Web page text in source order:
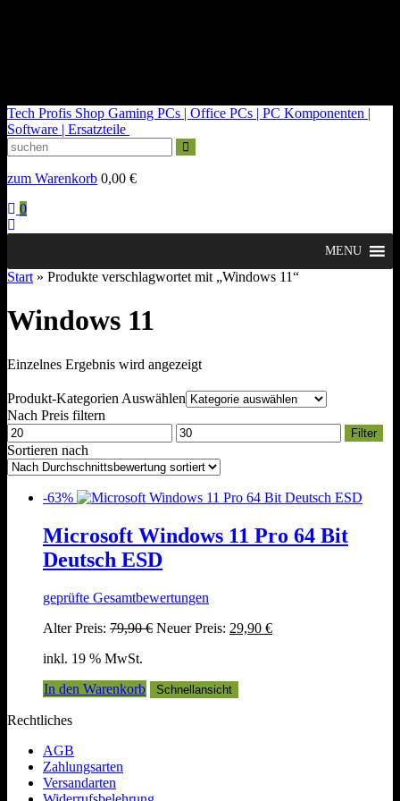
Tech Profis Shop Gaming PCs | Office PCs | PC Komponenten |
Software | Ersatzteile
zum Warenkorb 0,00 €
0
MENU
Start » Produkte verschlagwortet mit „Windows 11“
Windows 11
Einzelnes Ergebnis wird angezeigt
Produkt-Kategorien Auswählen
Nach Preis filtern
Min.
Preis
Max.
Preis
Filter
Sortieren nach
-63%
Microsoft Windows 11 Pro 64 Bit
Deutsch ESD
geprüfte Gesamtbewertungen
Alter Preis: 79,90€ Ursprünglicher
Neuer Preis: 29,90 €Aktueller
inkl. 19 % MwSt.
In den Warenkorb
Schnellansicht
Rechtliches
AGB
Zahlungsarten
Versandarten